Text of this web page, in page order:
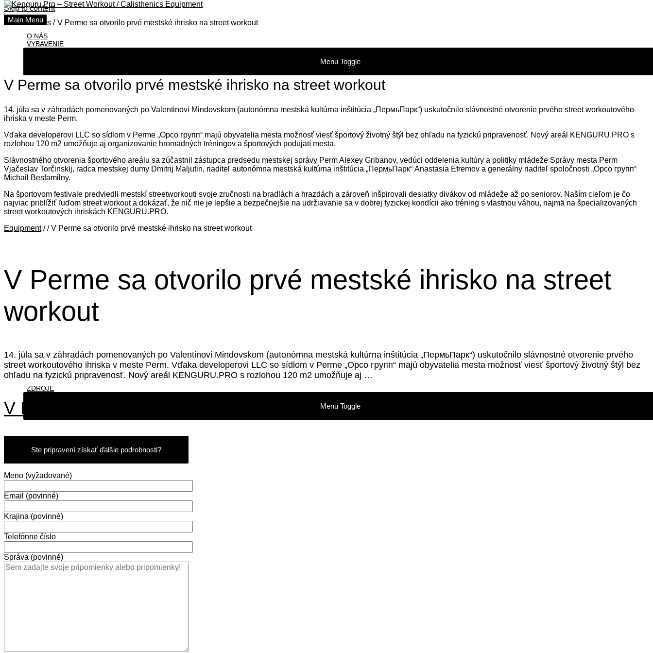
Skip to content
Main Menu
O NÁS
VYBAVENIE
Menu Toggle
ZDROJE
Menu Toggle
Home Posts V Perme sa otvorilo prvé mestské ihrisko na street workout
V Perme sa otvorilo prvé mestské ihrisko na street workout
14. júla sa v záhradách pomenovaných po Valentinovi Mindovskom (autonómna mestská kultúrna inštitúcia „ПермьПарк“) uskutočnilo slávnostné otvorenie prvého street workoutového
ihriska v meste Perm.
Vďaka developerovi LLC so sídlom v Perme „Орсо групп“ majú obyvatelia mesta možnosť viesť športový životný štýl bez ohľadu na fyzickú pripravenosť. Nový areál KENGURU.PRO s
rozlohou 120 m2 umožňuje aj organizovanie hromadných tréningov a športových podujatí mesta.
Slávnostného otvorenia športového areálu sa zúčastnil zástupca predsedu mestskej správy Perm Alexey Gribanov, vedúci oddelenia kultúry a politiky mládeže Správy mesta Perm
Vjačeslav Torčinskij, radca mestskej dumy Dmitrij Maljutin, riaditeľ autonómna mestská kultúrna inštitúcia „ПермьПарк“ Anastasia Efremov a generálny riaditeľ spoločnosti „Орсо групп“
Michail Besfamilny.
Na športovom festivale predviedli mestskí streetworkouti svoje zručnosti na bradlách a hrazdách a zároveň inšpirovali desiatky divákov od mládeže až po seniorov. Naším cieľom je čo
najviac priblížiť ľuďom street workout a dokázať, že nič nie je lepšie a bezpečnejšie na udržiavanie sa v dobrej fyzickej kondícii ako tréning s vlastnou váhou, najmä na špecializovaných
street workoutových ihriskách KENGURU.PRO.
Equipment// V Perme sa otvorilo prvé mestské ihrisko na street workout
V Perme sa otvorilo prvé mestské ihrisko na street
workout
14. júla sa v záhradách pomenovaných po Valentinovi Mindovskom (autonómna mestská kultúrna inštitúcia „ПермьПарк“) uskutočnilo slávnostné otvorenie prvého
street workoutového ihriska v meste Perm. Vďaka developerovi LLC so sídlom v Perme „Орсо групп“ majú obyvatelia mesta možnosť viesť športový životný štýl bez
ohľadu na fyzickú pripravenosť. Nový areál KENGURU.PRO s rozlohou 120 m2 umožňuje aj …
V Perme sa otvorilo prvé mestské ihrisko na street workout
Ste pripravení získať ďalšie podrobnosti?
Meno (vyžadované)
Email (povinné)
Krajina (povinné)
Telefónne číslo
Správa (povinné)